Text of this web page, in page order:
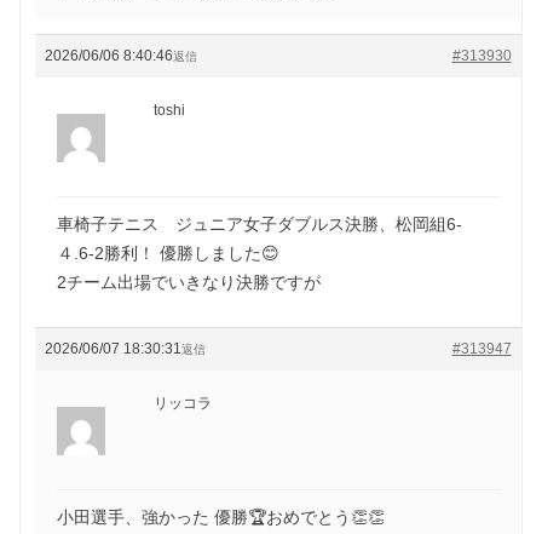
2026/06/06 8:40:46 #313930
返信
toshi
車椅子テニス ジュニア女子ダブルス決勝、松岡組6-
４.6-2勝利！ 優勝しました😊
2チーム出場でいきなり決勝ですが
2026/06/07 18:30:31 #313947
返信
リッコラ
小田選手、強かった 優勝🏆おめでとう👏👏